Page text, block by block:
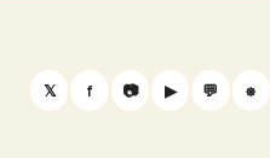
𝕏 f 📷 ▶ 💬 ⎈